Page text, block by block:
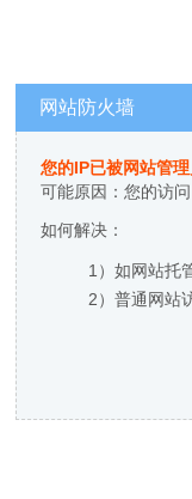
网站防火墙
您的IP已被网站管
可能原因：您的访
如何解决：
1）如网站托
2）普通网站